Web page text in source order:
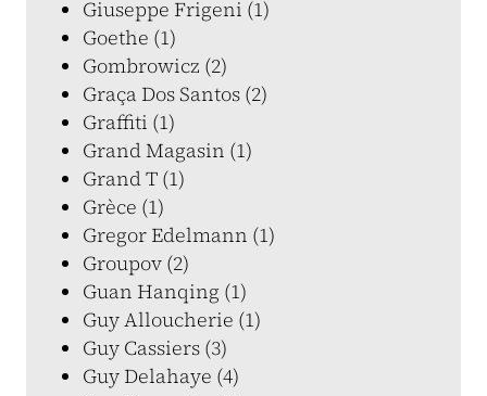
Giuseppe Frigeni (1)
Goethe (1)
Gombrowicz (2)
Graça Dos Santos (2)
Graffiti (1)
Grand Magasin (1)
Grand T (1)
Grèce (1)
Gregor Edelmann (1)
Groupov (2)
Guan Hanqing (1)
Guy Alloucherie (1)
Guy Cassiers (3)
Guy Delahaye (4)